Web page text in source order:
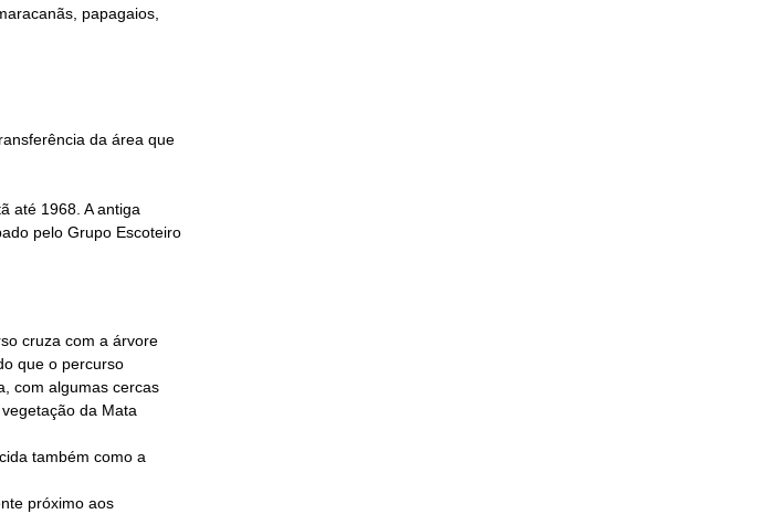
papagaios,
da área que
até 1968. A antiga
pelo Grupo Escoteiro
cruza com a árvore
que o percurso
com algumas cercas
da Mata
também como a
próximo aos